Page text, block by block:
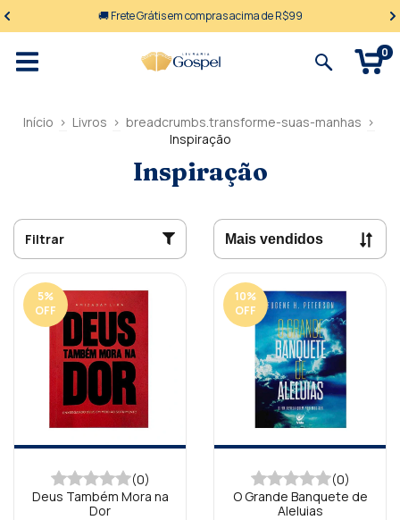
🚚 Frete Grátis em compras acima de R$99
0
Início > Livros > breadcrumbs.transforme-suas-manhas >
Inspiração
Inspiração
Filtrar
5%
OFF
(0)
Deus Também Mora na
Dor
10%
OFF
(0)
O Grande Banquete de
Aleluias